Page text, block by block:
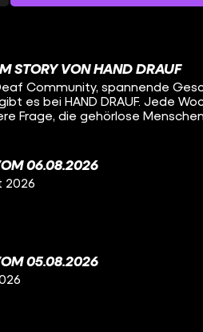
STORY VON HAND DRAUF
Community, spannende
es bei HAND DRAUF. Jede
Frage, die gehörlose
06.08.2026
2026
05.08.2026